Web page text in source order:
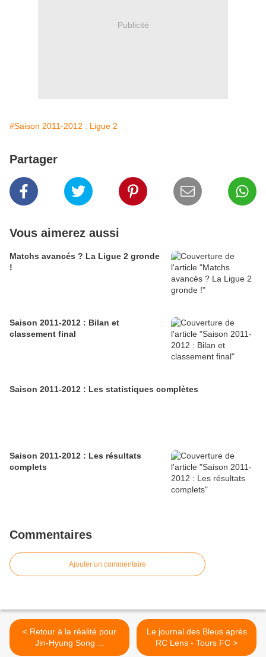
Publicité
#Saison 2011-2012 : Ligue 2
Partager
Vous aimerez aussi
Matchs avancés ? La Ligue 2 gronde
!
Saison 2011-2012 : Bilan et
classement final
Saison 2011-2012 : Les statistiques complètes
Saison 2011-2012 : Les résultats
complets
Commentaires
Ajouter un commentaire
< Retour à la réalité pour
Jin-Hyung Song ...
Le journal des Bleus après
RC Lens - Tours FC >